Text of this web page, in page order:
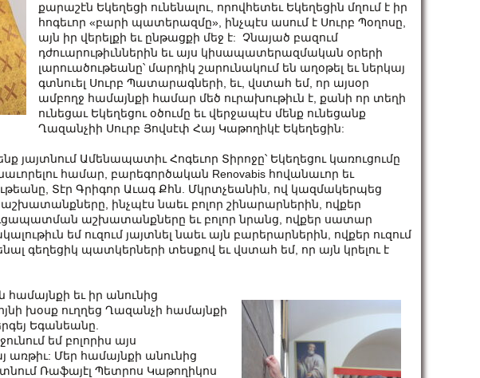
քարաշէն Եկեղեցի ունենալու, որովհետեւ Եկեղեցին մղում է իր
հոգեւոր «բարի պատերազմը», ինչպէս ասում է Սուրբ Պօղոսը,
այն իր վերելքի եւ ընթացքի մեջ է: Չնայած բազում
դժուարութիւններին եւ այս կիսապատերազմական օրերի
լարուածութեանը՝ մարդիկ շարունակում են աղօթել եւ ներկայ
գտնուել Սուրբ Պատարագների, եւ, վստահ եմ, որ այսօր
ամբողջ համայնքի համար մեծ ուրախութիւն է, քանի որ տեղի
ունեցաւ Եկեղեցու օծումը եւ վերջապէս մենք ունեցանք
Ղազանչիի Սուրբ Յովսէփ Հայ Կաթողիկէ Եկեղեցին:
յայտնում Ամենապատիւ Հոգեւոր Տիրոջը՝ Եկեղեցու կառուցումը
համար, բարեգործական Renovabis հովանաւոր եւ
Տէր Գրիգոր Աւագ Քհն. Մկրտչեանին, ով կազմակերպեց
ինչպէս նաեւ բոլոր շինարարներին, ովքեր
աշխատանքները եւ բոլոր նրանց, ովքեր սատար
եմ ուզում յայտնել նաեւ այն բարերարներին, ովքեր ուզում
գեղեցիկ պատկերների տեսքով եւ վստահ եմ, որ այն կրելու է
համայնքի եւ իր անունից
խօսք ուղղեց Ղազանչի համայնքի
Եգանեանը.
եմ բոլորիս այս
առթիւ: Մեր համայնքի անունից
Ռաֆայէլ Պետրոս Կաթողիկոս